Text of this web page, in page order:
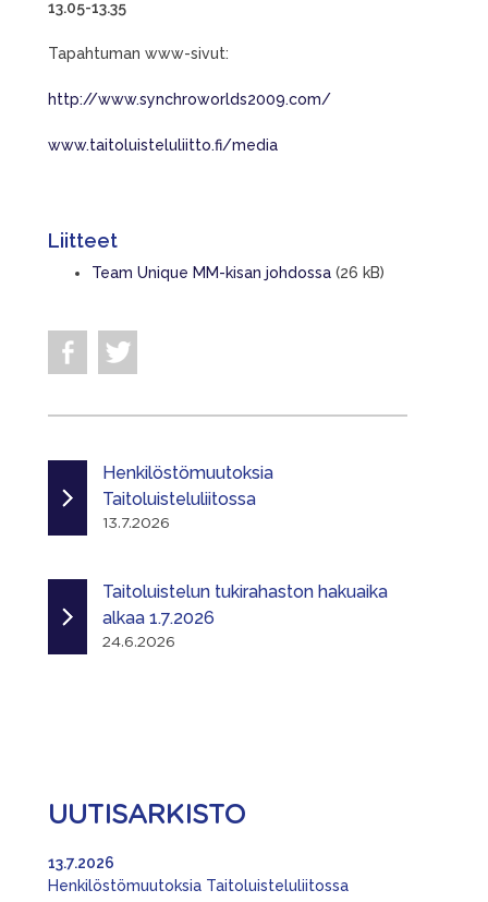
13.05-13.35
Tapahtuman www-sivut:
http://www.synchroworlds2009.com/
www.taitoluisteluliitto.fi/media
Liitteet
Team Unique MM-kisan johdossa (26 kB)
Henkilöstömuutoksia
Taitoluisteluliitossa
13.7.2026
Taitoluistelun tukirahaston hakuaika
alkaa 1.7.2026
24.6.2026
UUTISARKISTO
Henkilöstömuutoksia Taitoluisteluliitossa
13.7.2026